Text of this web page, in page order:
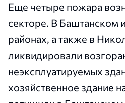
Еще четыре пожара
секторе. В Баштанском
районах, а также в
ликвидировали
неэксплуатируемых
хозяйственное здание